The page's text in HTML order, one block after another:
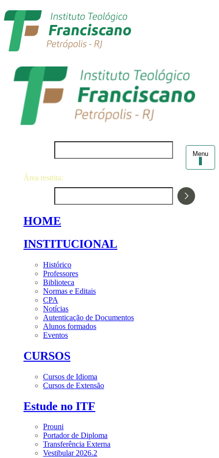
Menu
Área restrita:
HOME
INSTITUCIONAL
Histórico
Professores
Biblioteca
Normas e Editais
CPA
Notícias
Autenticação de Documentos
Alunos formados
Eventos
CURSOS
Cursos de Idioma
Cursos de Extensão
Estude no ITF
Prouni
Portador de Diploma
Transferência Externa
Vestibular 2026.2